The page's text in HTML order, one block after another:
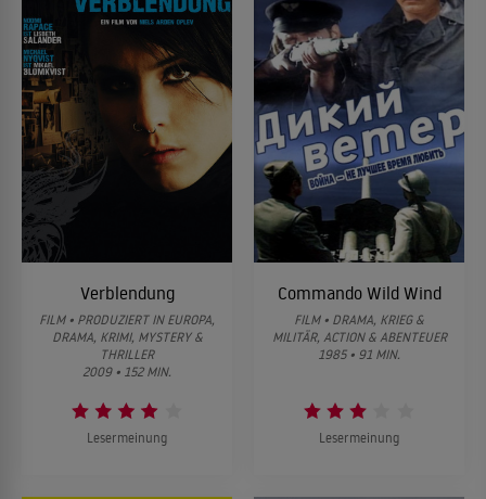
Verblendung
FILM • PRODUZIERT IN EUROPA,
DRAMA, KRIMI, MYSTERY &
THRILLER
2009 • 152 MIN.
Lesermeinung
Commando Wild Wind
FILM • DRAMA, KRIEG &
MILITÄR, ACTION & ABENTEUER
1985 • 91 MIN.
Lesermeinung